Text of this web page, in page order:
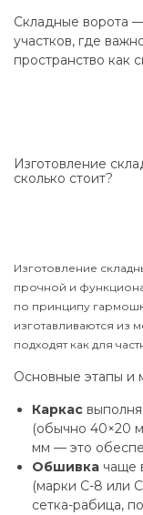
Складные ворота
участков, где
пространство как
Изготовление
сколько стоит?
Изготовление
прочной и
по принципу
изготавливаются из
подходят как для
Основные этапы и
Каркас
(обычно 40×20
мм — это
Обшивка чаще
(марки С-8 или
сетка-рабица,